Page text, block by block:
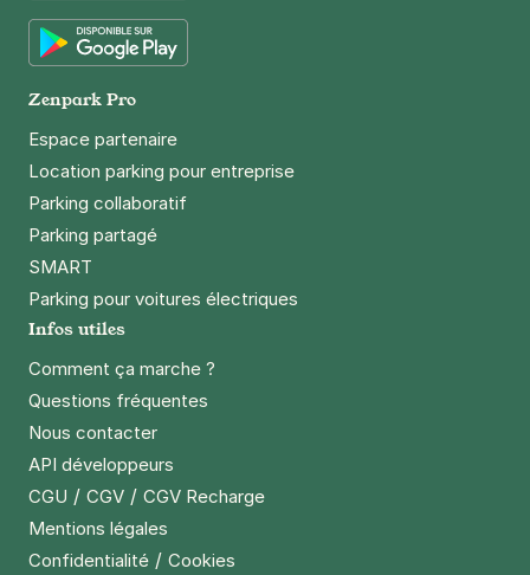
App Store
Zenpark Pro
Espace partenaire
Location parking pour entreprise
Parking collaboratif
Parking partagé
SMART
Parking pour voitures électriques
Infos utiles
Comment ça marche ?
Questions fréquentes
Nous contacter
API développeurs
CGU / CGV / CGV Recharge
Mentions légales
Confidentialité / Cookies